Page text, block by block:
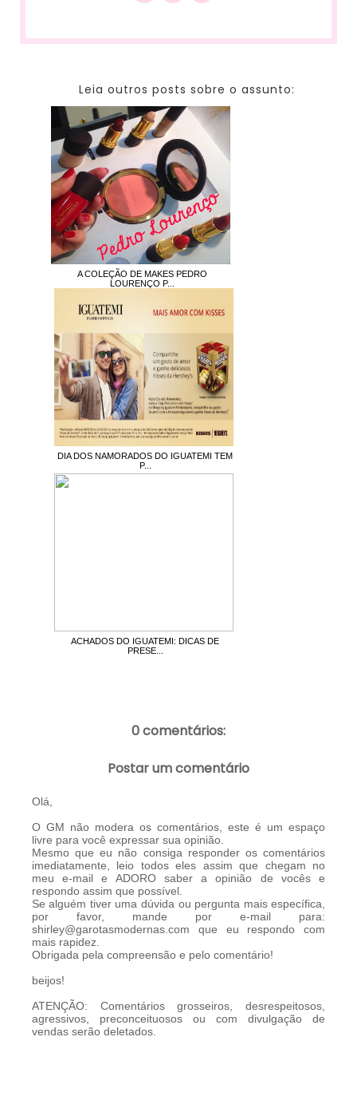
Leia outros posts sobre o assunto:
A COLEÇÃO DE MAKES PEDRO
LOURENÇO P...
DIA DOS NAMORADOS DO IGUATEMI TEM
P...
ACHADOS DO IGUATEMI: DICAS DE
PRESE...
0 comentários:
Postar um comentário
Olá,
O GM não modera os comentários, este é um espaço
livre para você expressar sua opinião.
Mesmo que eu não consiga responder os comentários
imediatamente, leio todos eles assim que chegam no
meu e-mail e ADORO saber a opinião de vocês e
respondo assim que possível.
Se alguém tiver uma dúvida ou pergunta mais específica,
por favor, mande por e-mail para:
shirley@garotasmodernas.com que eu respondo com
mais rapidez.
Obrigada pela compreensão e pelo comentário!
beijos!
ATENÇÃO: Comentários grosseiros, desrespeitosos,
agressivos, preconceituosos ou com divulgação de
vendas serão deletados.